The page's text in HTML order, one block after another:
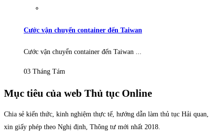
Cước vận chuyển container đến Taiwan
Cước vận chuyển container đến Taiwan ...
03 Tháng Tám
Mục tiêu của web Thủ tục Online
Chia sẻ kiến thức, kinh nghiệm thực tế, hướng dẫn làm thủ tục Hải quan,
xin giấy phép theo Nghị định, Thông tư mới nhất 2018.